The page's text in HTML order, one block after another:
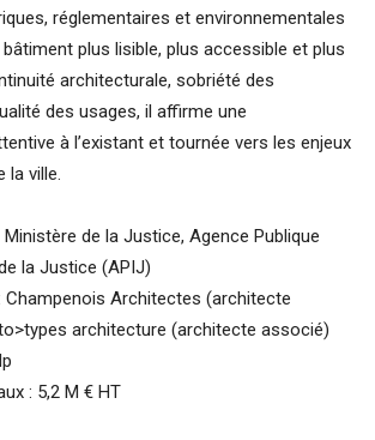
réglementaires et environnementales
plus lisible, plus accessible et plus
architecturale, sobriété des
des usages, il affirme une
à l’existant et tournée vers les enjeux
ville.
Ministère de la Justice, Agence Publique
la Justice (APIJ)
Champenois Architectes (architecte
architecture (architecte associé)
: 5,2 M € HT